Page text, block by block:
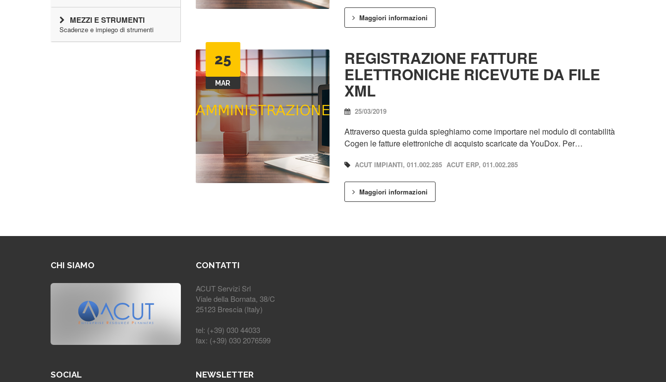
Maggiori informazioni
25
MAR
REGISTRAZIONE FATTURE
ELETTRONICHE RICEVUTE DA FILE
XML
25/03/2019
Attraverso questa guida spieghiamo come importare nel modulo di contabilità
Cogen le fatture elettroniche di acquisto scaricate da YouDox. Per…
ACUT IMPIANTI, 011.002.285 ACUT ERP, 011.002.285
Maggiori informazioni
MEZZI E STRUMENTI
Scadenze e impiego di strumenti
CHI SIAMO CONTATTI
ACUT Servizi Srl
Viale della Bornata, 38/C
25123 Brescia (Italy)
tel: (+39) 030 44033
fax: (+39) 030 2076599
SOCIAL NEWSLETTER